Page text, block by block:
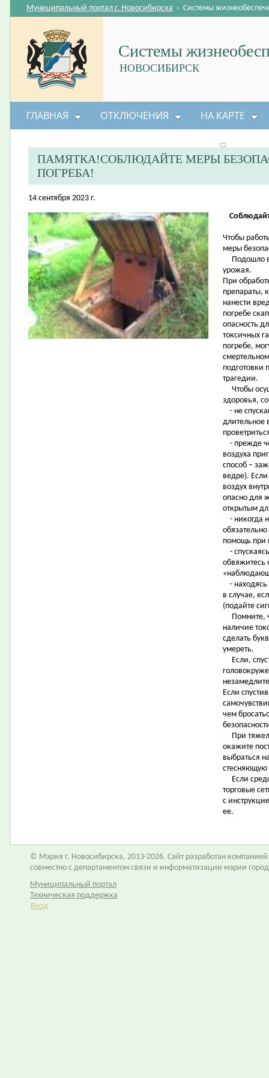
Системы
НОВОСИБИРСК
Муниципальный портал г. Новосибирска › Системы
ГЛАВНАЯ ОТКЛЮЧЕНИЯ НА КАРТЕ
ПАМЯТКА!СОБЛЮДАЙТЕ МЕРЫ
ПОГРЕБА!
14 сентября 2023 г.
Чтобы
меры
Подошло
урожая.
При
препараты,
нанести
погребе
опасность
токсичных
погребе,
подготовки
трагедии.
Чтобы
здоровья,
- не
длительное
- прежде
воздуха
способ –
ведре).
воздух
опасно для
открытым
- никогда
помощь при
-
обвяжитесь
- находясь
в случае,
(подайте
Помните,
наличие
сделать
умереть.
Если,
Если
чем
При
окажите
выбраться
Если
торговые
с
ее.
© Мэрия г. Новосибирска, 2013-2026. Сайт разработан компанией
совместно с департаментом связи и информатизации мэрии
Муниципальный портал
Техническая поддержка
Вход